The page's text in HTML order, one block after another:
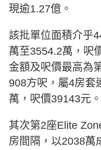
現逾1.27億。
該批單位面積介乎
萬至3554.2萬，呎
金額及呎價最高為
908方呎，屬4房套
萬，呎價39143元。
其次第2座Elite
房間隔，以2038萬